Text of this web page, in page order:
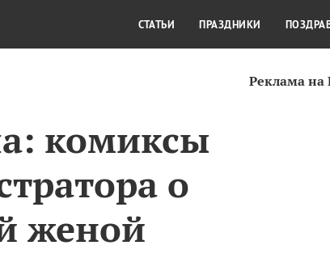
комиксы
о
женой
Реклама
КУЛЬТУРА
СТАТЬИ ПРАЗДНИКИ